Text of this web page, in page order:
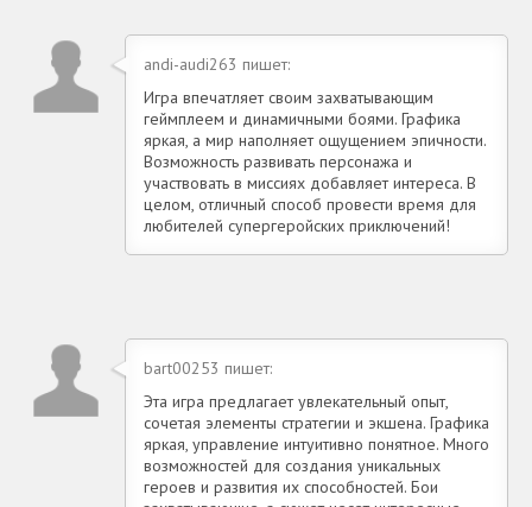
andi-audi263 пишет:
Игра впечатляет своим захватывающим
геймплеем и динамичными боями. Графика
яркая, а мир наполняет ощущением эпичности.
Возможность развивать персонажа и
участвовать в миссиях добавляет интереса. В
целом, отличный способ провести время для
любителей супергеройских приключений!
bart00253 пишет:
Эта игра предлагает увлекательный опыт,
сочетая элементы стратегии и экшена. Графика
яркая, управление интуитивно понятное. Много
возможностей для создания уникальных
героев и развития их способностей. Бои